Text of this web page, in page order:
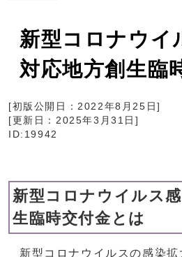
新型コロナウイ
対応地方創生臨
[初版公開日：2022年8月25日]
[更新日： 2025年3月31日 ]
ID:19942
新型コロナウイルス
生臨時交付金とは
新型コロナウイルスの感染